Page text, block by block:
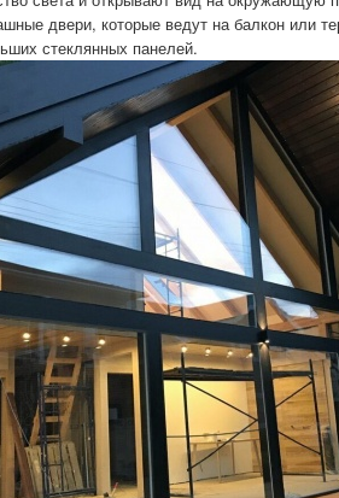
двери, которые ведут на балкон или
стеклянных панелей.